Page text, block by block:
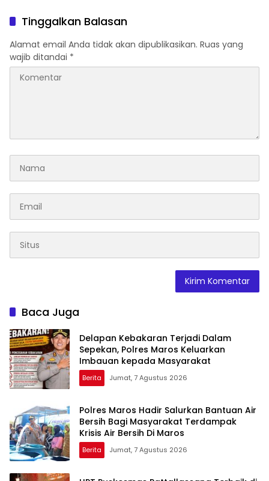
Takalar Menyalakan
Lentera Pengabdian
Melalui Malam Apresiasi
dan Inovasi Award 2026
Berprestasi
Tinggalkan Balasan
Alamat email Anda tidak akan dipublikasikan. Ruas yang
wajib ditandai *
Baca Juga
Delapan Kebakaran Terjadi Dalam
Sepekan, Polres Maros Keluarkan
Imbauan kepada Masyarakat
Berita Jumat, 7 Agustus 2026
Polres Maros Hadir Salurkan Bantuan Air
Bersih Bagi Masyarakat Terdampak
Krisis Air Bersih Di Maros
Berita Jumat, 7 Agustus 2026